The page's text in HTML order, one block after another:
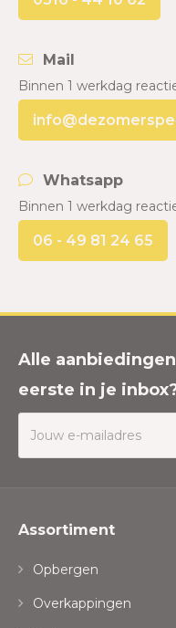
Mail
Binnen 1 werkdag
Whatsapp
Binnen 1 werkdag
06 - 49 81 24 65
Alle
eerste in je
Assortiment
Opbergen
Overkappingen